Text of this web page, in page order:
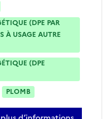
(DPE PAR
À USAGE AUTRE
(DPE
PLOMB